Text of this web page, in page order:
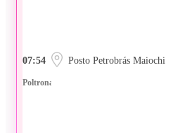
07:54 Posto Petrobrás Maiochi
Poltrona